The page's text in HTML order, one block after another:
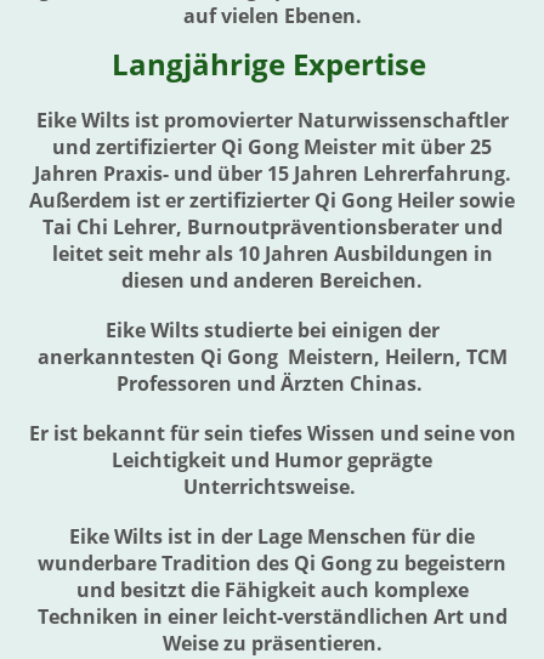
auf vielen Ebenen.
Langjährige Expertise
Eike Wilts ist promovierter Naturwissenschaftler
und zertifizierter Qi Gong Meister mit über 25
Jahren Praxis- und über 15 Jahren Lehrerfahrung.
Außerdem ist er zertifizierter Qi Gong Heiler sowie
Tai Chi Lehrer, Burnoutpräventionsberater und
leitet seit mehr als 10 Jahren Ausbildungen in
diesen und anderen Bereichen.
Eike Wilts studierte bei einigen der
anerkanntesten Qi Gong Meistern, Heilern, TCM
Professoren und Ärzten Chinas.
Er ist bekannt für sein tiefes Wissen und seine von
Leichtigkeit und Humor geprägte
Unterrichtsweise.
Eike Wilts ist in der Lage Menschen für die
wunderbare Tradition des Qi Gong zu begeistern
und besitzt die Fähigkeit auch komplexe
Techniken in einer leicht-verständlichen Art und
Weise zu präsentieren.